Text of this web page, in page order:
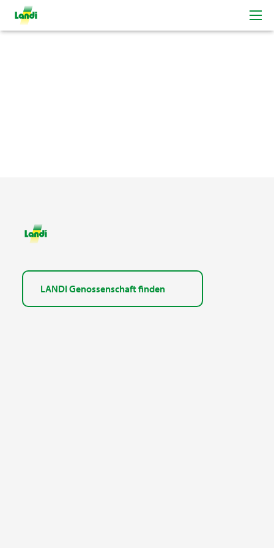
LANDI Genossenschaft finden